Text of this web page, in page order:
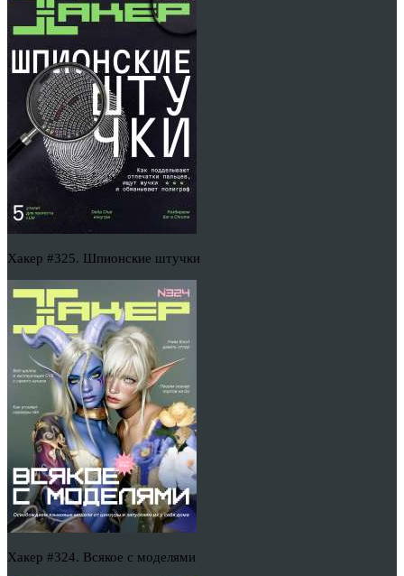
Хакер #325. Шпионские штучки
Хакер #324. Всякое с моделями